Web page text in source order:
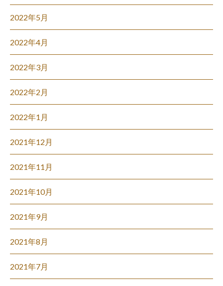
2022年5月
2022年4月
2022年3月
2022年2月
2022年1月
2021年12月
2021年11月
2021年10月
2021年9月
2021年8月
2021年7月